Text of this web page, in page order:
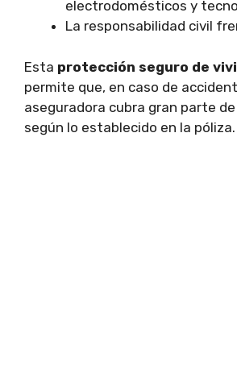
electrodomésticos y
La responsabilidad civil
Esta protección seguro de
permite que, en caso de
aseguradora cubra gran parte
según lo establecido en la póliza.